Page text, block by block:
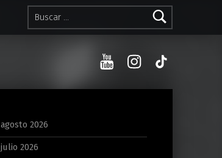
Buscar:
YouTube
agosto 2026
julio 2026